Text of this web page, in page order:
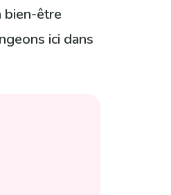
bien-être
ici dans